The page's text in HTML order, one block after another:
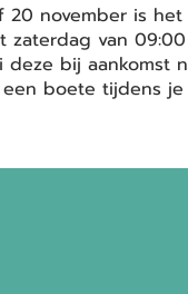
20 november is
zaterdag van
deze bij aankomst
boete tijdens je